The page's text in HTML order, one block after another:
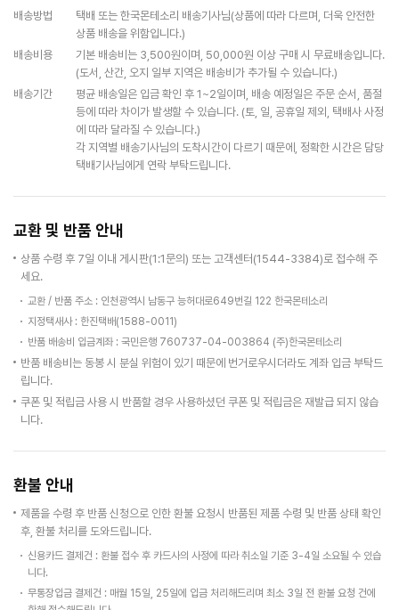
배송방법
택배 또는 한국몬테소리 배송기사님(상품에 따라 다르며, 더욱 안전한
상품 배송을 위함입니다.)
배송비용
기본 배송비는 3,500원이며, 50,000원 이상 구매 시 무료배송입니다.
(도서, 산간, 오지 일부 지역은 배송비가 추가될 수 있습니다.)
배송기간
평균 배송일은 입금 확인 후 1~2일이며, 배송 예정일은 주문 순서, 품절
등에 따라 차이가 발생할 수 있습니다. (토, 일, 공휴일 제외, 택배사 사정
에 따라 달라질 수 있습니다.)
각 지역별 배송기사님의 도착시간이 다르기 때문에, 정확한 시간은 담당
택배기사님에게 연락 부탁드립니다.
교환 및 반품 안내
상품 수령 후 7일 이내 게시판(1:1문의) 또는 고객센터(1544-3384)로 접수해 주
세요.
교환 / 반품 주소 : 인천광역시 남동구 능허대로649번길 122 한국몬테소리
지정택새사 : 한진택배(1588-0011)
반품 배송비 입금계좌 : 국민은행 760737-04-003864 (주)한국몬테소리
반품 배송비는 동봉 시 분실 위험이 있기 때문에 번거로우시더라도 계좌 입금 부탁드
립니다.
쿠폰 및 적립금 사용 시 반품할 경우 사용하셨던 쿠폰 및 적립금은 재발급 되지 않습
니다.
환불 안내
제품을 수령 후 반품 신청으로 인한 환불 요청시 반품된 제품 수령 및 반품 상태 확인
후, 환불 처리를 도와드립니다.
신용카드 결제건 : 환불 접수 후 카드사의 사정에 따라 취소일 기준 3-4일 소요될 수 있습
니다.
무통장입금 결제건 : 매월 15일, 25일에 입금 처리해드리며 최소 3일 전 환불 요청 건에